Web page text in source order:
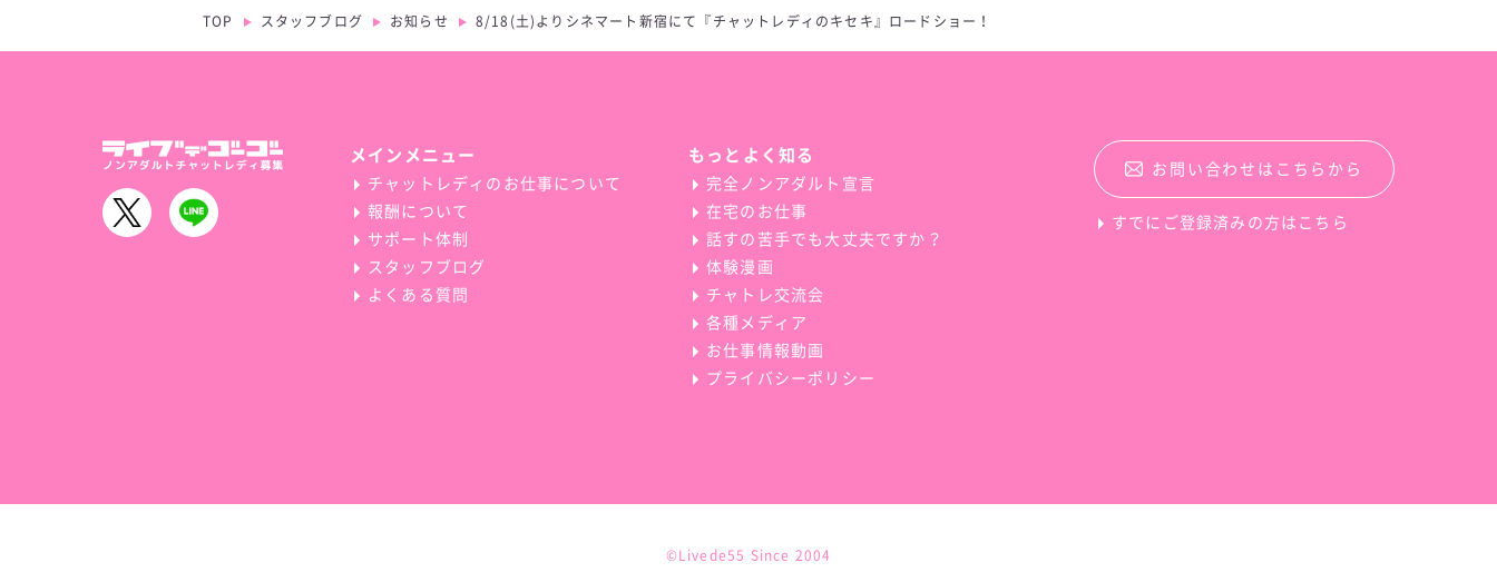
TOP スタッフブログ お知らせ 8/18(土)よりシネマート新宿にて『チャットレディのキセキ』ロードショー！
メインメニュー
チャットレディのお仕事について
報酬について
サポート体制
スタッフブログ
よくある質問
もっとよく知る
完全ノンアダルト宣言
在宅のお仕事
話すの苦手でも大丈夫ですか？
体験漫画
チャトレ交流会
各種メディア
お仕事情報動画
プライバシーポリシー
お問い合わせはこちらから
すでにご登録済みの方はこちら
©Livede55 Since 2004